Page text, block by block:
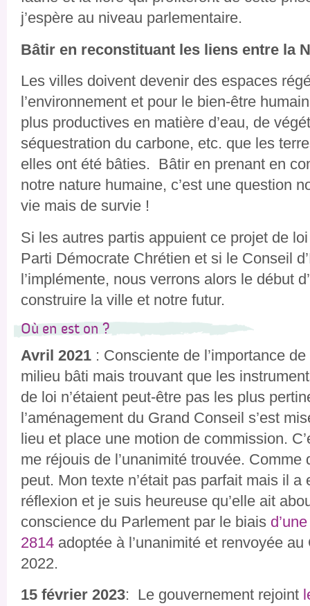
j’espère au niveau parlementaire.
Bâtir en reconstituant les liens entre la
Les villes doivent devenir des espaces
l’environnement et pour le bien-être
plus productives en matière d’eau, de
séquestration du carbone, etc. que les
elles ont été bâties. Bâtir en prenant en
notre nature humaine, c’est une question
vie mais de survie !
Si les autres partis appuient ce projet de
Parti Démocrate Chrétien et si le Conseil
l’implémente, nous verrons alors le début
construire la ville et notre futur.
Où en est on ?
Avril 2021 : Consciente de l’importance
milieu bâti mais trouvant que les
de loi n’étaient peut-être pas les plus
l’aménagement du Grand Conseil s’est
lieu et place une motion de commission.
me réjouis de l’unanimité trouvée.
peut. Mon texte n’était pas parfait mais il
réflexion et je suis heureuse qu’elle ait
conscience du Parlement par le biais
2814 adoptée à l’unanimité et renvoyée
2022.
15 février 2023: Le gouvernement rejoint